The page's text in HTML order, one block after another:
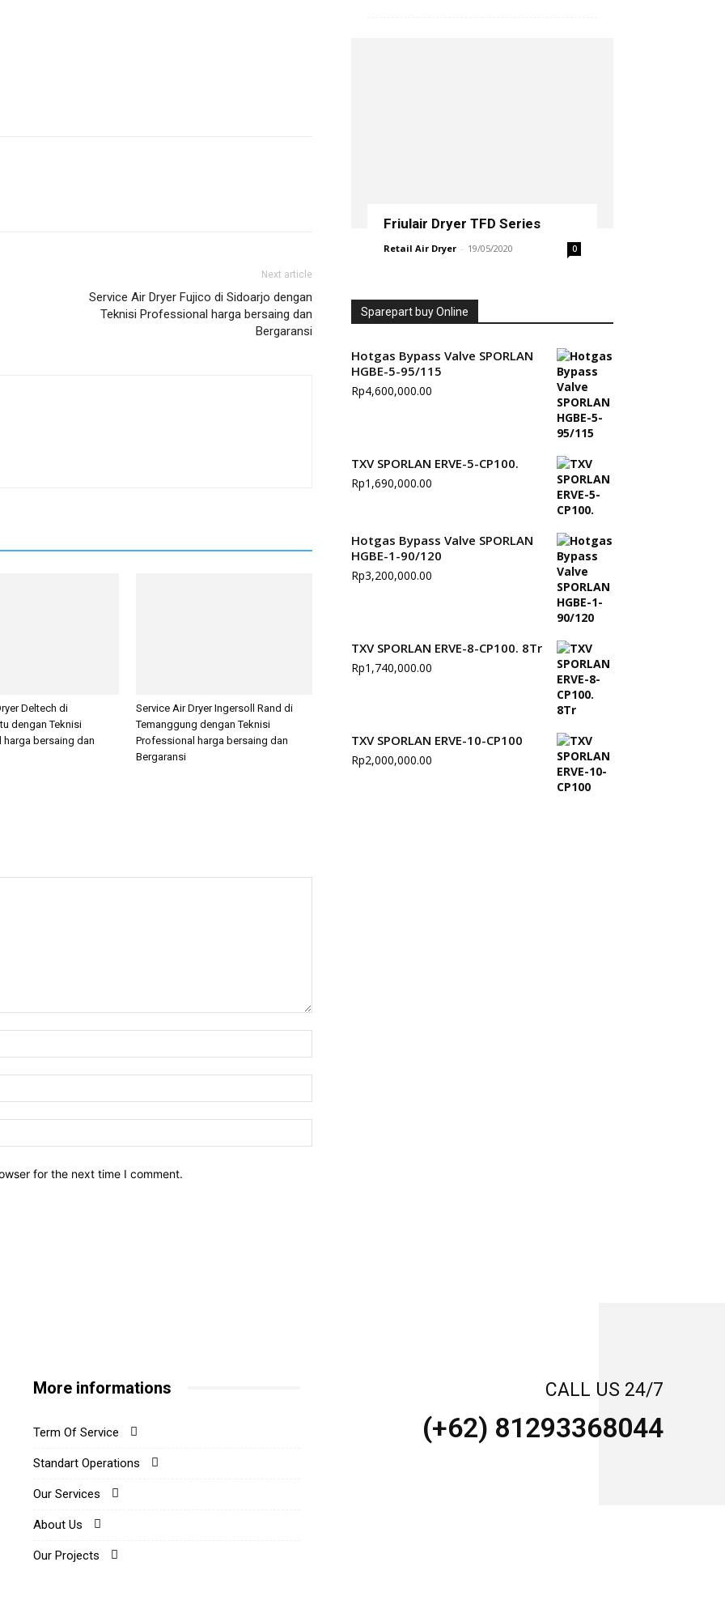
Next article
Service Air Dryer Fujico di Sidoarjo dengan
Teknisi Professional harga bersaing dan
Bergaransi
Deltech di
dengan Teknisi
harga bersaing dan
Service Air Dryer Ingersoll Rand di
Temanggung dengan Teknisi
Professional harga bersaing dan
Bergaransi
for the next time I comment.
Friulair Dryer TFD Series
Retail Air Dryer - 19/05/2020 0
Sparepart buy Online
Hotgas Bypass Valve SPORLAN
HGBE-5-95/115
Rp4,600,000.00
TXV SPORLAN ERVE-5-CP100.
Rp1,690,000.00
Hotgas Bypass Valve SPORLAN
HGBE-1-90/120
Rp3,200,000.00
TXV SPORLAN ERVE-8-CP100. 8Tr
Rp1,740,000.00
TXV SPORLAN ERVE-10-CP100
Rp2,000,000.00
More informations
Term Of Service
Standart Operations
Our Services
About Us
Our Projects
CALL US 24/7
(+62) 81293368044